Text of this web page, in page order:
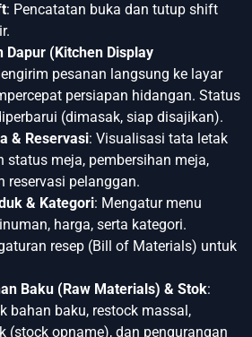
: Pencatatan buka dan tutup shift
Dapur (Kitchen Display
pesanan langsung ke layar
persiapan hidangan. Status
(dimasak, siap disajikan).
& Reservasi: Visualisasi tata letak
status meja, pembersihan meja,
reservasi pelanggan.
& Kategori: Mengatur menu
harga, serta kategori.
resep (Bill of Materials) untuk
Baku (Raw Materials) & Stok:
bahan baku, restock massal,
(stock opname), dan pengurangan